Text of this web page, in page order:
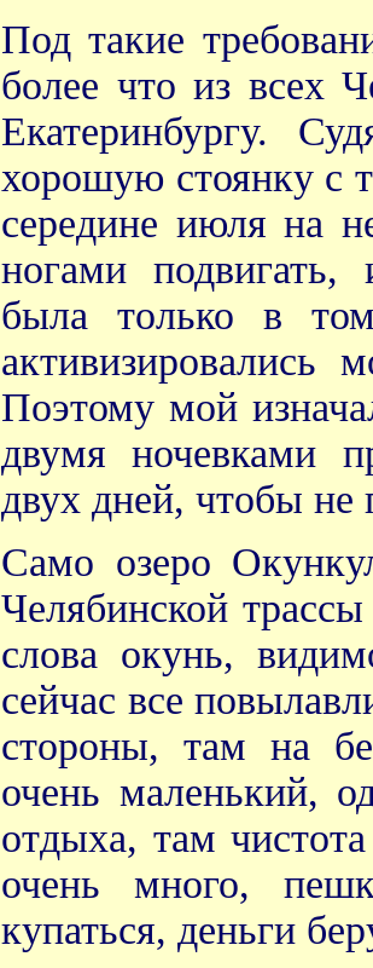
Под такие
более что из всех
Екатеринбургу.
хорошую стоянку с
середине июля на
ногами подвигать,
была только в
Поэтому мой
двумя ночевками
двух дней, чтобы не
Само озеро
Челябинской
слова окунь,
сейчас все
стороны, там на
очень маленький,
отдыха, там
очень много,
купаться, деньги